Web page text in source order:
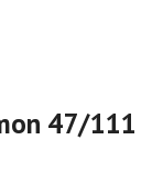
47/111